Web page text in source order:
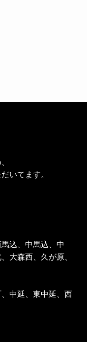
いてます。
込、中馬込、中
大森西、久が原、
中延、東中延、西